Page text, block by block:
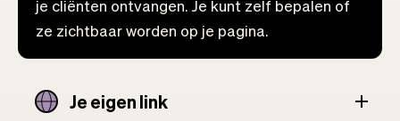
je cliënten ontvangen. Je kunt zelf bepalen of
ze zichtbaar worden op je pagina.
Je eigen link